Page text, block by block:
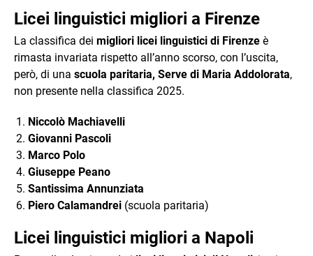
Licei linguistici migliori a Firenze
La classifica dei migliori licei linguistici di Firenze è
rimasta invariata rispetto all’anno scorso, con l’uscita,
però, di una scuola paritaria, Serve di Maria Addolorata,
non presente nella classifica 2025.
Niccolò Machiavelli
Giovanni Pascoli
Marco Polo
Giuseppe Peano
Santissima Annunziata
Piero Calamandrei (scuola paritaria)
Licei linguistici migliori a Napoli